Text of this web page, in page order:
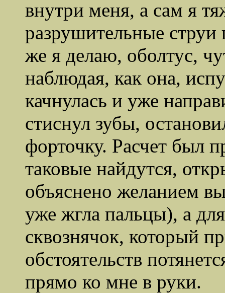
внутри меня, а сам я
разрушительные струи
же я делаю, оболтус,
наблюдая, как она,
качнулась и уже
стиснул зубы,
форточку. Расчет был
таковые найдутся,
объяснено желанием
уже жгла пальцы), а
сквознячок, который
обстоятельств
прямо ко мне в руки.